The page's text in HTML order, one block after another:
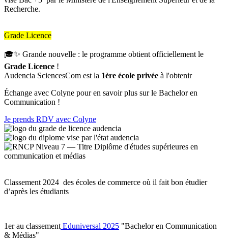
Recherche.
Grade Licence
🎓✨ Grande nouvelle : le programme obtient officiellement le
Grade Licence !
Audencia SciencesCom est la 1ère école privée à l'obtenir
Échange avec Colyne pour en savoir plus sur le Bachelor en
Communication !
Je prends RDV avec Colyne
Classement 2024 des écoles de commerce où il fait bon étudier
d’après les étudiants
1er au classement Eduniversal 2025 "Bachelor en Communication
& Médias"